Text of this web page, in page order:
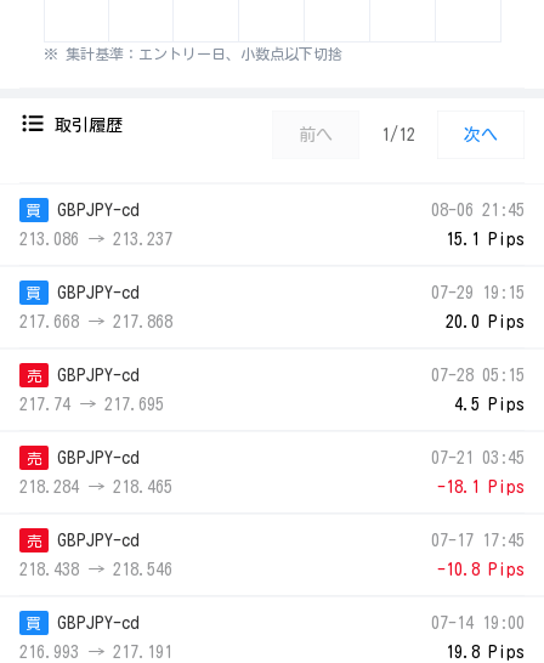
※ 集計基準：エントリー日、小数点以下切捨
取引履歴
前へ 1/12 次へ
買
GBPJPY-cd
213.086 → 213.237
08-06 21:45
15.1 Pips
買
GBPJPY-cd
217.668 → 217.868
07-29 19:15
20.0 Pips
売
GBPJPY-cd
217.74 → 217.695
07-28 05:15
4.5 Pips
売
GBPJPY-cd
218.284 → 218.465
07-21 03:45
-18.1 Pips
売
GBPJPY-cd
218.438 → 218.546
07-17 17:45
-10.8 Pips
買
GBPJPY-cd
216.993 → 217.191
07-14 19:00
19.8 Pips